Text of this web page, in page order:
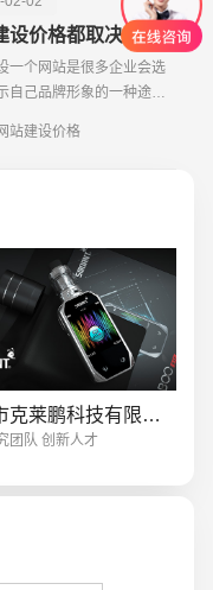
网站建设价格都取决于哪些因素
一个网站是很多企业会选
自己品牌形象的一种途
何建设网站能够更好的达
站建设价格
深圳市克莱鹏科技有限公司
团队 创新人才
企业官网建设 · 外贸网
微信小程序开发